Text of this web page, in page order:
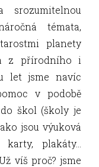
srozumitelnou
témata,
planety
z přírodního i
let jsme navíc
v podobě
škol (školy je
jsou výuková
plakáty…
víš proč? jsme